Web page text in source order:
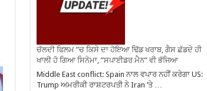
ਚੱਲਦੀ ਫਿਲਮ ”ਚ ਕਿਸੇ ਦਾ ਹੋਇਆ ਢਿੱਡ ਖਰਾਬ, ਗੈਸ ਛੱਡਦੇ ਹੀ
ਖਾਲੀ ਹੋ ਗਿਆ ਸਿਨੇਮਾ, ”ਸਪਾਈਡਰ ਮੈਨ” ਵੀ ਭੱਜਿਆ
Middle East conflict: Spain ਨਾਲ ਵਪਾਰ ਨਹੀਂ ਕਰੇਗਾ US:
Trump ਅਮਰੀਕੀ ਰਾਸ਼ਟਰਪਤੀ ਨੇ Iran ’ਤੇ …